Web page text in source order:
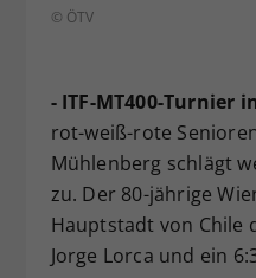
© ÖTV
- ITF-MT400-Turnier
rot-weiß-rote
Mühlenberg schlägt
zu. Der 80-jährige
Hauptstadt von Chile
Jorge Lorca und ein